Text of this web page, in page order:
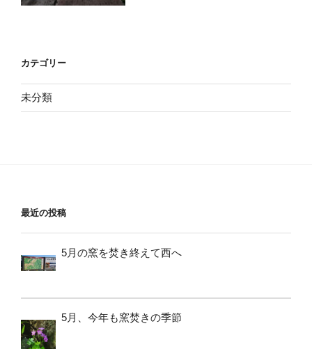
カテゴリー
未分類
最近の投稿
5月の窯を焚き終えて西へ
5月、今年も窯焚きの季節